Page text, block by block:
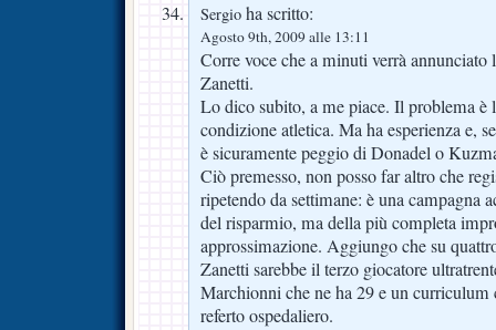
Sergio ha scritto:
Agosto 9th, 2009 alle 13:11
Corre voce che a minuti verrà annunciato
Zanetti.
Lo dico subito, a me piace. Il problema è
condizione atletica. Ma ha esperienza e,
è sicuramente peggio di Donadel o
Ciò premesso, non posso far altro che
ripetendo da settimane: è una campagna
del risparmio, ma della più completa
approssimazione. Aggiungo che su
Zanetti sarebbe il terzo giocatore
Marchionni che ne ha 29 e un curriculum
referto ospedaliero.